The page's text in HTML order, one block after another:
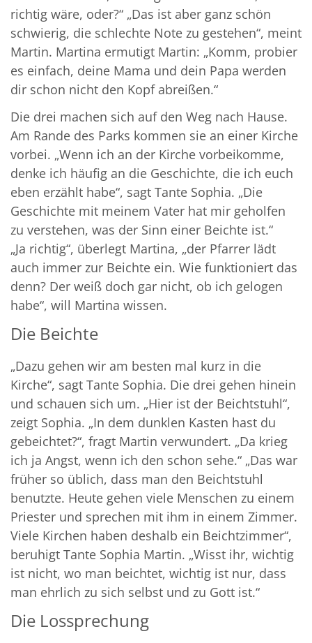
richtig wäre, oder?“ „Das ist aber ganz schön
schwierig, die schlechte Note zu gestehen“, meint
Martin. Martina ermutigt Martin: „Komm, probier
es einfach, deine Mama und dein Papa werden
dir schon nicht den Kopf abreißen.“
Die drei machen sich auf den Weg nach Hause.
Am Rande des Parks kommen sie an einer Kirche
vorbei. „Wenn ich an der Kirche vorbeikomme,
denke ich häufig an die Geschichte, die ich euch
eben erzählt habe“, sagt Tante Sophia. „Die
Geschichte mit meinem Vater hat mir geholfen
zu verstehen, was der Sinn einer Beichte ist.“
„Ja richtig“, überlegt Martina, „der Pfarrer lädt
auch immer zur Beichte ein. Wie funktioniert das
denn? Der weiß doch gar nicht, ob ich gelogen
habe“, will Martina wissen.
Die Beichte
„Dazu gehen wir am besten mal kurz in die
Kirche“, sagt Tante Sophia. Die drei gehen hinein
und schauen sich um. „Hier ist der Beichtstuhl“,
zeigt Sophia. „In dem dunklen Kasten hast du
gebeichtet?“, fragt Martin verwundert. „Da krieg
ich ja Angst, wenn ich den schon sehe.“ „Das war
früher so üblich, dass man den Beichtstuhl
benutzte. Heute gehen viele Menschen zu einem
Priester und sprechen mit ihm in einem Zimmer.
Viele Kirchen haben deshalb ein Beichtzimmer“,
beruhigt Tante Sophia Martin. „Wisst ihr, wichtig
ist nicht, wo man beichtet, wichtig ist nur, dass
man ehrlich zu sich selbst und zu Gott ist.“
Die Lossprechung